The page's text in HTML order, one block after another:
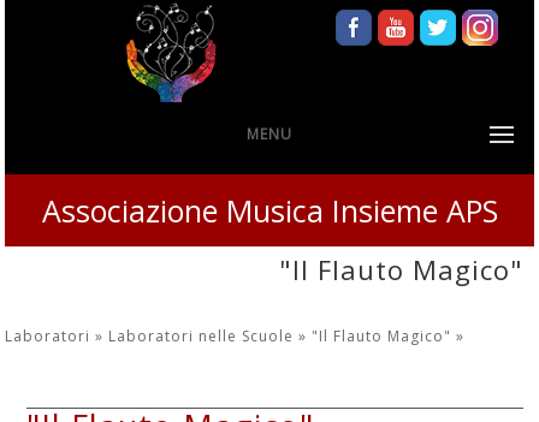
MENU
Associazione Musica Insieme APS
"Il Flauto Magico"
Laboratori » Laboratori nelle Scuole » "Il Flauto Magico"»